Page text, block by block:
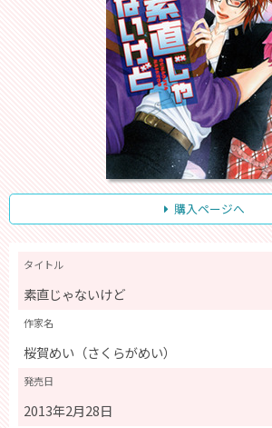
購入ページへ
タイトル
素直じゃないけど
作家名
桜賀めい（さくらがめい）
発売日
2013年2月28日